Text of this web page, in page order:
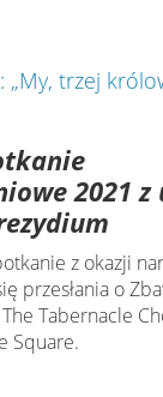
2021 z
z okazji
przesłania o
Tabernacle
Square.